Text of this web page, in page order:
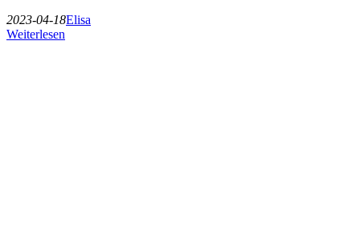
2023-04-18Elisa
Weiterlesen